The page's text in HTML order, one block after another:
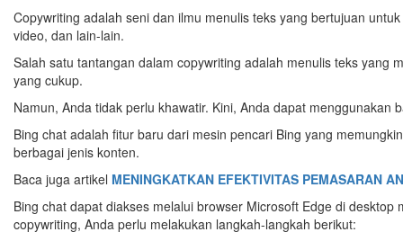
Copywriting adalah seni dan ilmu menulis teks yang bertujuan
video, dan lain-lain.
Salah satu tantangan dalam copywriting adalah menulis teks yang
yang cukup.
Namun, Anda tidak perlu khawatir. Kini, Anda dapat
Bing chat adalah fitur baru dari mesin pencari Bing yang
berbagai jenis konten.
Baca juga artikel MENINGKATKAN EFEKTIVITAS PEMASARAN
Bing chat dapat diakses melalui browser Microsoft Edge di
copywriting, Anda perlu melakukan langkah-langkah berikut: